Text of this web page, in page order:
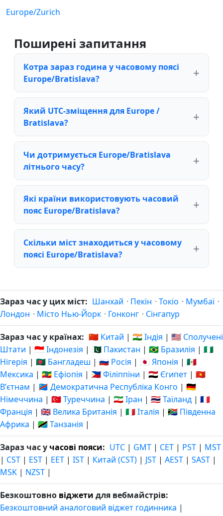
Europe/Zurich
Поширені запитання
Котра зараз година у часовому поясі
Europe/Bratislava?
Який UTC-зміщення для Europe /
Bratislava?
Чи дотримується Europe/Bratislava
літнього часу?
Які країни використовують часовий
пояс Europe/Bratislava?
Скільки міст знаходиться у часовому
поясі Europe/Bratislava?
Зараз час у цих міст: Шанхай · Пекін · Токіо · Мумбаї ·
Лондон · Місто Нью-Йорк · Гонконг · Сінгапур
Зараз час у країнах: 🇨🇳 Китай | 🇮🇳 Індія | 🇺🇸 Сполучені
Штати | 🇮🇩 Індонезія | 🇵🇰 Пакистан | 🇧🇷 Бразилія | 🇳🇬
Нігерія | 🇧🇩 Бангладеш | 🇷🇺 Росія | 🇯🇵 Японія | 🇲🇽
Мексика | 🇪🇹 Ефіопія | 🇵🇭 Філіппіни | 🇪🇬 Єгипет | 🇻🇳
Вʼєтнам | 🇨🇩 Демократична Республіка Конго | 🇩🇪
Німеччина | 🇹🇷 Туреччина | 🇮🇷 Іран | 🇹🇭 Таїланд | 🇫🇷
Франція | 🇬🇧 Велика Британія | 🇮🇹 Італія | 🇿🇦 Південна
Африка | 🇹🇿 Танзанія |
Зараз час у часові пояси: UTC | GMT | CET | PST | MST
| CST | EST | EET | IST | Китай (CST) | JST | AEST | SAST |
MSK | NZST |
Безкоштовно віджети для вебмайстрів:
Безкоштовний аналоговий віджет годинника |